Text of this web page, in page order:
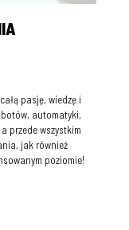
pasję, wiedzę i
automatyki,
przede wszystkim
jak również
poziomie!